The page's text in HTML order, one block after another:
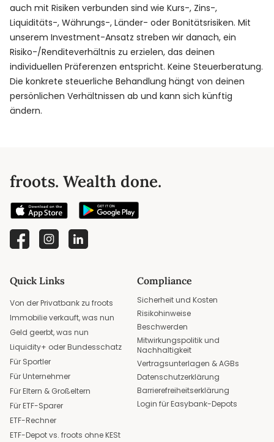
auch mit Risiken verbunden sind wie Kurs-, Zins-,
Liquiditäts-, Währungs-, Länder- oder Bonitätsrisiken. Mit
unserem Investment-Ansatz streben wir danach, ein
Risiko-/Renditeverhältnis zu erzielen, das deinen
individuellen Präferenzen entspricht. Keine Steuerberatung.
Die konkrete steuerliche Behandlung hängt von deinen
persönlichen Verhältnissen ab und kann sich künftig
ändern.
froots. Wealth done.
Quick Links
Von der Privatbank zu froots
Immobilie verkauft, was nun
Geld geerbt, was nun
Liquidity+ oder Bundesschatz
Für Sportler
Für Unternehmer
Für Eltern & Großeltern
Für ETF-Sparer
ETF-Rechner
ETF-Depot vs. froots ohne KESt
Compliance
Sicherheit und Kosten
Risikohinweise
Beschwerden
Mitwirkungspolitik und
Nachhaltigkeit
Vertragsunterlagen & AGBs
Datenschutzerklärung
Barrierefreiheitserklärung
Login für Easybank-Depots